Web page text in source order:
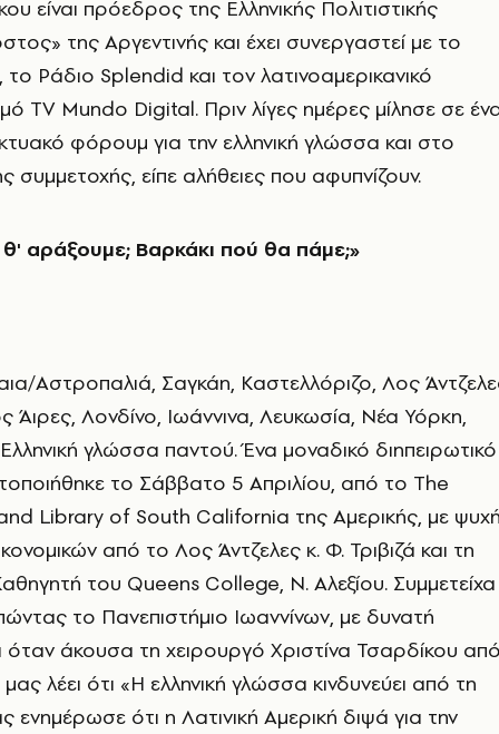
είναι πρόεδρος της Ελληνικής Πολιτιστικής
της Αργεντινής και έχει συνεργαστεί με το
Ράδιο Splendid και τον λατινοαμερικανικό
TV Mundo Digital. Πριν λίγες ημέρες μίλησε σε
φόρουμ για την ελληνική γλώσσα και στο
συμμετοχής, είπε αλήθειες που αφυπνίζουν.
αράξουμε; Βαρκάκι πού θα πάμε;»
Αστροπαλιά, Σαγκάη, Καστελλόριζο, Λος
Άιρες, Λονδίνο, Ιωάννινα, Λευκωσία, Νέα Υόρκη,
γλώσσα παντού. Ένα μοναδικό διηπειρωτικό
το Σάββατο 5 Απριλίου, από το The
Library of South California της Αμερικής, με
από το Λος Άντζελες κ. Φ. Τριβιζά και τη
του Queens College, Ν. Αλεξίου. Συμμετείχα
το Πανεπιστήμιο Ιωαννίνων, με δυνατή
όταν άκουσα τη χειρουργό Χριστίνα Τσαρδίκου
λέει ότι «Η ελληνική γλώσσα κινδυνεύει από τη
ενημέρωσε ότι η Λατινική Αμερική διψά για την